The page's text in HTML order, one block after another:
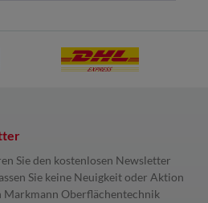
Sie den kostenlosen Newsletter
Sie keine Neuigkeit oder Aktion
Markmann Oberflächentechnik